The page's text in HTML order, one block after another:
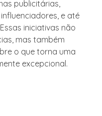
publicitárias,
e até
iniciativas não
mas também
o que torna uma
excepcional.